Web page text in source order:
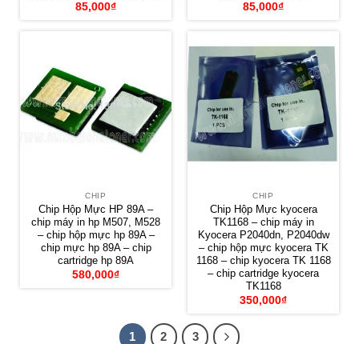
85,000₫
85,000₫
CHIP
Chip Hộp Mực HP 89A –
chip máy in hp M507, M528
– chip hộp mực hp 89A –
chip mực hp 89A – chip
cartridge hp 89A
580,000₫
CHIP
Chip Hộp Mực kyocera
TK1168 – chip máy in
Kyocera P2040dn, P2040dw
– chip hộp mực kyocera TK
1168 – chip kyocera TK 1168
– chip cartridge kyocera
TK1168
350,000₫
1 2 3